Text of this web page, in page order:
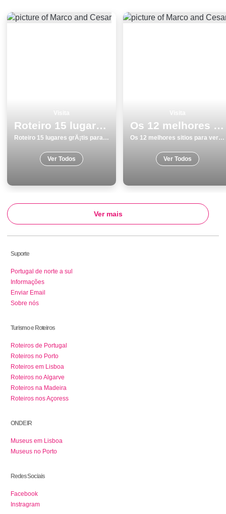
Roteiro 15 lugares grÃ¡tis para visitar em Lagos
Roteiro 15 lugares grÃ¡tis para visitar em Lagos
Ver Todos
Os 12 melhores sitios para ver e visitar em Ãvora
Os 12 melhores sitios para ver e visitar em Ãvora
Ver Todos
Ver mais
Suporte
Portugal de norte a sul
Informações
Enviar Email
Sobre nós
Turismo e Roteiros
Roteiros de Portugal
Roteiros no Porto
Roteiros em Lisboa
Roteiros no Algarve
Roteiros na Madeira
Roteiros nos Açoress
ONDE IR
Museus em Lisboa
Museus no Porto
Redes Sociais
Facebook
Instragram